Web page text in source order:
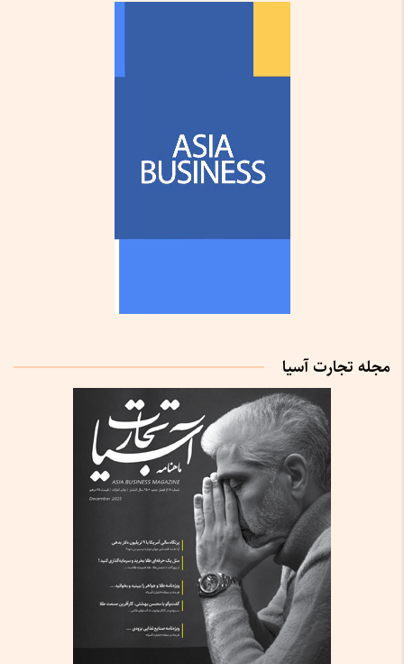
مجله تجارت آسیا